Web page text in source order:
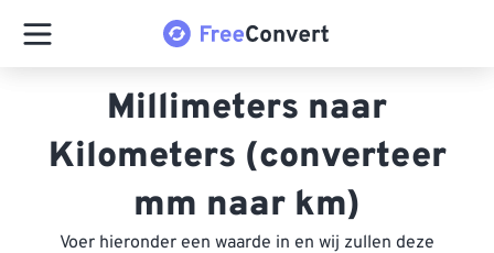
Millimeters naar
Kilometers (converteer
mm naar km)
Voer hieronder een waarde in en wij zullen deze